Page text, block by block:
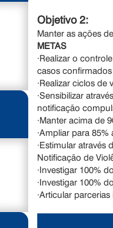
Objetivo 2:
Manter as ações
METAS
·Realizar o
casos
·Realizar ciclos
·Sensibilizar
notificação
·Manter acima de
·Ampliar para
·Estimular
Notificação de
·Investigar 100%
·Investigar 100%
·Articular